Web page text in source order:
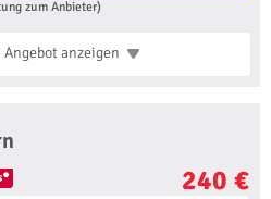
zum Anbieter)
Angebotanzeigen
240 €